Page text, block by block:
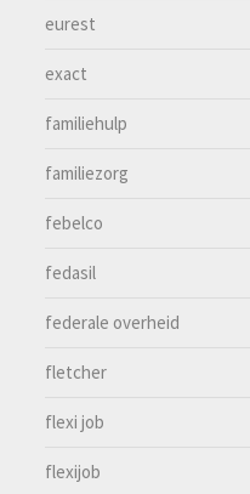
eurest
exact
familiehulp
familiezorg
febelco
fedasil
federale overheid
fletcher
flexi job
flexijob